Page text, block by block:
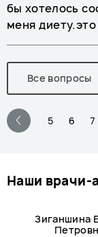
бы хотелось
меня
Все вопросы
5 6 7
наши
Зиганшина